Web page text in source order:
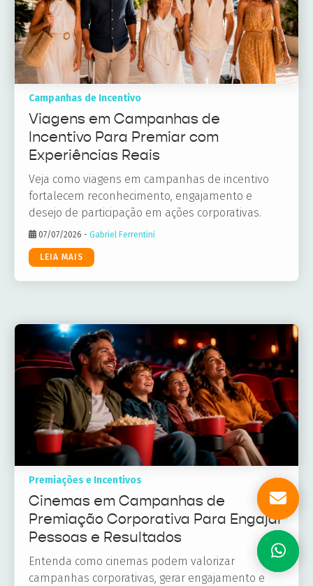
Campanhas de Incentivo
Viagens em Campanhas de
Incentivo Para Premiar com
Experiências Reais
Veja como viagens em campanhas de incentivo
fortalecem reconhecimento, engajamento e
desejo de participação em ações corporativas.
07/07/2026 - Gabriel Ferrentini
LEIA MAIS
Premiações e Incentivos
Cinemas em Campanhas de
Premiação Corporativa Para Engajar
Pessoas e Resultados
Entenda como cinemas podem valorizar
campanhas corporativas, gerar engajamento e